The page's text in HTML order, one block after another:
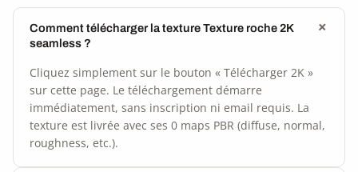
Comment télécharger la texture Texture roche 2K
seamless ?
Cliquez simplement sur le bouton « Télécharger 2K »
sur cette page. Le téléchargement démarre
immédiatement, sans inscription ni email requis. La
texture est livrée avec ses 0 maps PBR (diffuse, normal,
roughness, etc.).